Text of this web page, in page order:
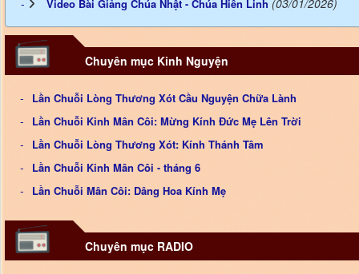
Video Bài Giảng Chúa Nhật - Chúa Hiển Linh
Chuyên mục Kinh Nguyện
Lần Chuỗi Lòng Thương Xót Cầu Nguyện Chữa Lành
Lần Chuỗi Kinh Mân Côi: Mừng Kính Đức Mẹ Lên Trời
Lần Chuỗi Lòng Thương Xót: Kính Thánh Tâm
Lần Chuỗi Kinh Mân Côi - tháng 6
Lần Chuỗi Mân Côi: Dâng Hoa Kính Mẹ
Chuyên mục RADIO